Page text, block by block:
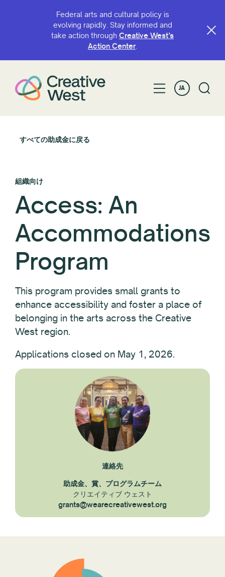
Federal arts and cultural policy is
evolving rapidly. Stay informed and
take action through Creative West’s
Action Center.
JA
すべての助成金に戻る
組織向け
Access: An
Accommodations
Program
This program provides small grants to
enhance accessibility and foster a place of
belonging in the arts across the Creative
West region.
Applications closed on May 1, 2026.
連絡先
助成金、賞、プログラムチーム
クリエイティブ ウェスト
grants@wearecreativewest.org